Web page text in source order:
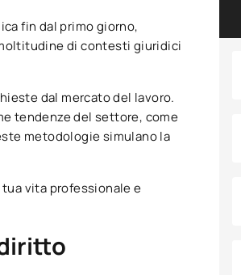
fin dal primo giorno,
di contesti giuridici
dal mercato del lavoro.
tendenze del settore, come
metodologie simulano la
vita professionale e